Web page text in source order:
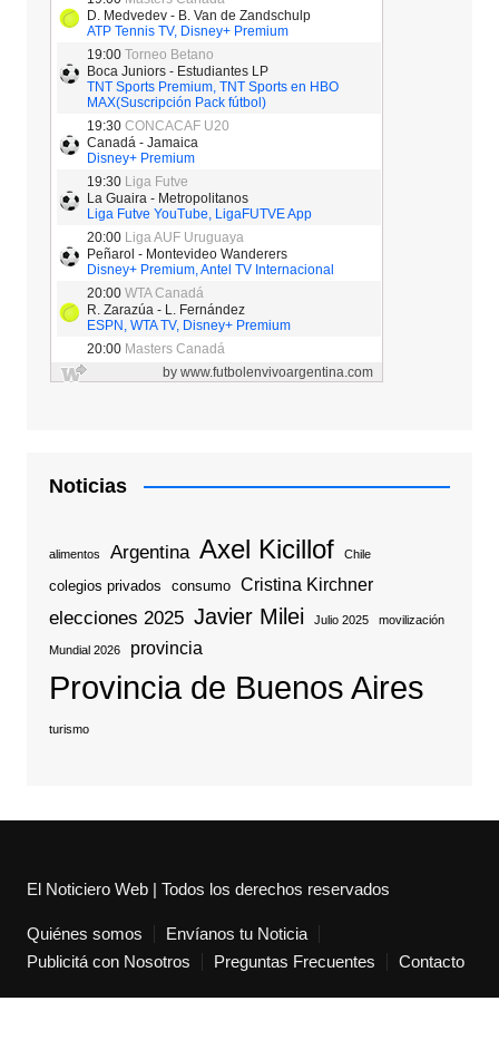
Noticias
alimentos Argentina Axel Kicillof Chile
colegios privados consumo Cristina Kirchner
elecciones 2025 Javier Milei Julio 2025 movilización
Mundial 2026 provincia
Provincia de Buenos Aires
turismo
El Noticiero Web | Todos los derechos reservados
Quiénes somos
Envíanos tu Noticia
Publicitá con Nosotros
Preguntas Frecuentes Contacto